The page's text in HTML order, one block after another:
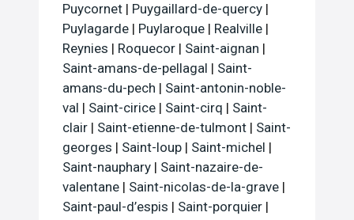
Puycornet | Puygaillard-de-quercy |
Puylagarde | Puylaroque | Realville |
Reynies | Roquecor | Saint-aignan |
Saint-amans-de-pellagal | Saint-
amans-du-pech | Saint-antonin-noble-
val | Saint-cirice | Saint-cirq | Saint-
clair | Saint-etienne-de-tulmont | Saint-
georges | Saint-loup | Saint-michel |
Saint-nauphary | Saint-nazaire-de-
valentane | Saint-nicolas-de-la-grave |
Saint-paul-d’espis | Saint-porquier |